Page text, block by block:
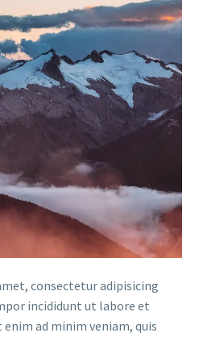
consectetur adipisicing
incididunt ut labore et
ad minim veniam, quis